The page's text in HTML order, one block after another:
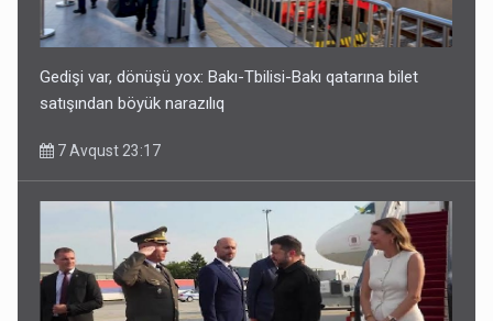
7 Avqust 14:07
Media və Yayım Şurasına əlavə hüquq və vəzifələr verilib
Gedişi var, dönüşü yox: Bakı-Tbilisi-Bakı qatarına bilet
satışından böyük narazılıq
7 Avqust 23:17